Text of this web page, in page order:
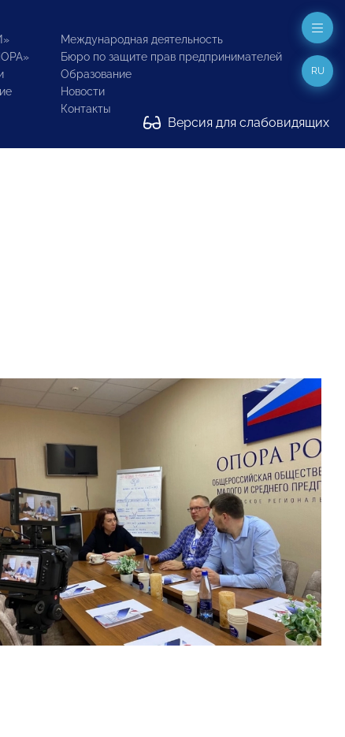
Международная деятельность
Бюро по защите прав предпринимателей
Образование
Новости
Контакты
Версия для слабовидящих
RU